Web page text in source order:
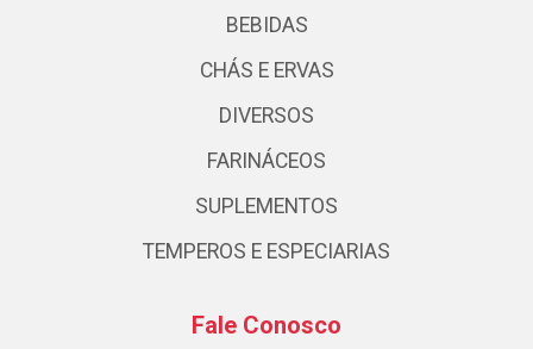
BEBIDAS
CHÁS E ERVAS
DIVERSOS
FARINÁCEOS
SUPLEMENTOS
TEMPEROS E ESPECIARIAS
Fale Conosco